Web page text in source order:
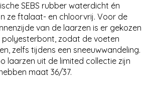
SEBS rubber waterdicht én
ze ftalaat- en chloorvrij. Voor de
van de laarzen is er gekozen
zodat de voeten
zelfs tijdens een sneeuwwandeling.
laarzen uit de limited collectie zijn
maat 36/37.